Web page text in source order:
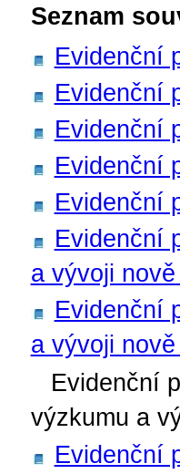
Seznam
Evidenční
Evidenční
Evidenční
Evidenční
Evidenční
Evidenční
a vývoji
Evidenční
a vývoji
Evidenční
výzkumu a
Evidenční